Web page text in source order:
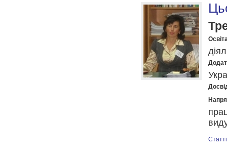
Статті